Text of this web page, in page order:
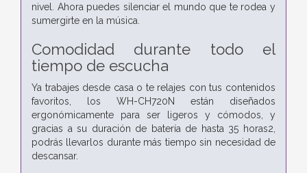
nivel. Ahora puedes silenciar el mundo que te rodea y
sumergirte en la música.
Comodidad durante todo el
tiempo de escucha
Ya trabajes desde casa o te relajes con tus contenidos
favoritos, los WH-CH720N están diseñados
ergonómicamente para ser ligeros y cómodos, y
gracias a su duración de batería de hasta 35 horas2,
podrás llevarlos durante más tiempo sin necesidad de
descansar.